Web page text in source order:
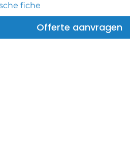
fiche
Offerte aanvragen